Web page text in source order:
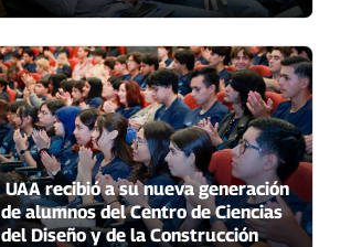
UAA recibió a su nueva generación
de alumnos del Centro de Ciencias
del Diseño y de la Construcción